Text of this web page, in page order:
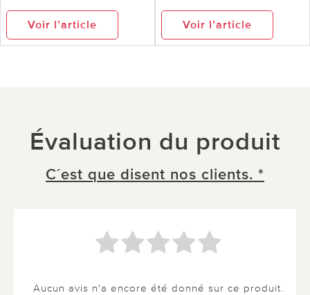
Voir l’article Voir l’article
Évaluation du produit
C´est que disent nos clients. *
Aucun avis n'a encore été donné sur ce produit.